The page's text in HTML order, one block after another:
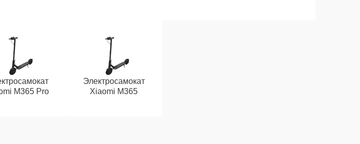
M365 Pro
Электросамокат
Xiaomi M365